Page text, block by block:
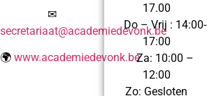
✉
secretariaat@academiedevonk.be
🌍 www.academiedevonk.be
17.00
Do – Vrij : 14:00-
17:00
Za: 10:00 –
12:00
Zo: Gesloten